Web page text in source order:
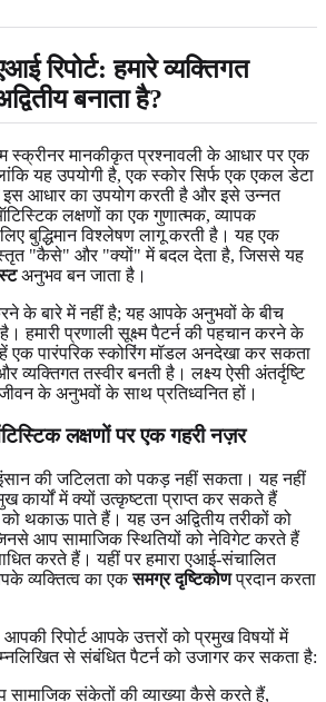
रिपोर्ट: हमारे व्यक्तिगत
बनाता है?
मानकीकृत प्रश्नावली के आधार पर एक
यह उपयोगी है, एक स्कोर सिर्फ एक एकल डेटा
इस आधार का उपयोग करती है और इसे उन्नत
लक्षणों का एक गुणात्मक, व्यापक
बुद्धिमान विश्लेषण लागू करती है। यह एक
"कैसे" और "क्यों" में बदल देता है, जिससे यह
अनुभव बन जाता है।
के बारे में नहीं है; यह आपके अनुभवों के बीच
हमारी प्रणाली सूक्ष्म पैटर्न की पहचान करने के
एक पारंपरिक स्कोरिंग मॉडल अनदेखा कर सकता
तस्वीर बनती है। लक्ष्य ऐसी अंतर्दृष्टि
के अनुभवों के साथ प्रतिध्वनित हों।
लक्षणों पर एक गहरी नज़र
की जटिलता को पकड़ नहीं सकता। यह नहीं
कार्यों में क्यों उत्कृष्टता प्राप्त कर सकते हैं
को थकाऊ पाते हैं। यह उन अद्वितीय तरीकों को
आप सामाजिक स्थितियों को नेविगेट करते हैं
करते हैं। यहीं पर हमारा एआई-संचालित
व्यक्तित्व का एकसमग्र दृष्टिकोणप्रदान करता
रिपोर्ट आपके उत्तरों को प्रमुख विषयों में
से संबंधित पैटर्न को उजागर कर सकता है:
सामाजिक संकेतों की व्याख्या कैसे करते हैं,